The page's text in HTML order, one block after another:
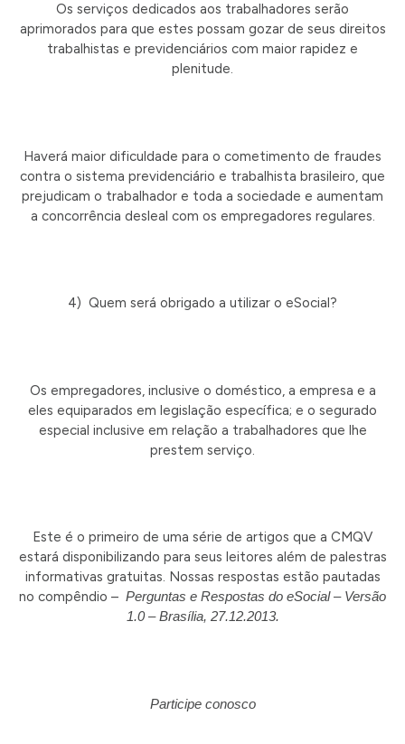
Os serviços dedicados aos trabalhadores serão
aprimorados para que estes possam gozar de seus direitos
trabalhistas e previdenciários com maior rapidez e
plenitude.
Haverá maior dificuldade para o cometimento de fraudes
contra o sistema previdenciário e trabalhista brasileiro, que
prejudicam o trabalhador e toda a sociedade e aumentam
a concorrência desleal com os empregadores regulares.
4) Quem será obrigado a utilizar o eSocial?
Os empregadores, inclusive o doméstico, a empresa e a
eles equiparados em legislação específica; e o segurado
especial inclusive em relação a trabalhadores que lhe
prestem serviço.
Este é o primeiro de uma série de artigos que a CMQV
estará disponibilizando para seus leitores além de palestras
informativas gratuitas. Nossas respostas estão pautadas
no compêndio – Perguntas e Respostas do eSocial – Versão
1.0 – Brasília, 27.12.2013.
Participe conosco